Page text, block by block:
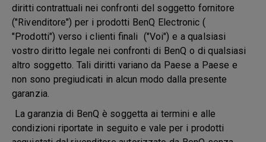
diritti contrattuali nei confronti del soggetto fornitore
("Rivenditore") per i prodotti BenQ Electronic (
"Prodotti") verso i clienti finali ("Voi") e a qualsiasi
vostro diritto legale nei confronti di BenQ o di qualsiasi
altro soggetto. Tali diritti variano da Paese a Paese e
non sono pregiudicati in alcun modo dalla presente
garanzia.
La garanzia di BenQ è soggetta ai termini e alle
condizioni riportate in seguito e vale per i prodotti